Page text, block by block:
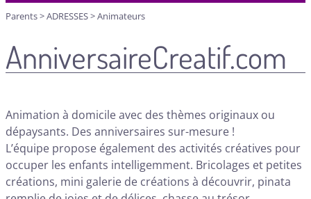
Parents>ADRESSES>Animateurs
AnniversaireCreatif.com
Animation à domicile avec des thèmes originaux ou
dépaysants. Des anniversaires sur-mesure !
L’équipe propose également des activités créatives pour
occuper les enfants intelligemment. Bricolages et petites
créations, mini galerie de créations à découvrir, pinata